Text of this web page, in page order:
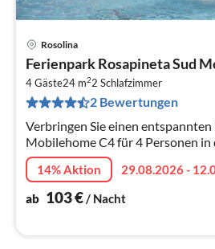
Rosolina
Ferienpark Rosapineta Sud
4 Gäste24 m22 Schlafzimmer
2 Bewertungen
Verbringen Sie einen
Mobilehome C4 für 4 Personen in
Ferienanlage Rosapineta Sud mit
zahlreichen Aktivitäten für die ga...
14% Aktion
29.08.2026 -
ab 103€/ Nacht